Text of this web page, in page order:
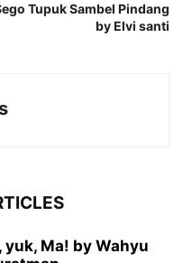
Tupuk Sambel Pindang
by Elvi santi
Ma! by Wahyu